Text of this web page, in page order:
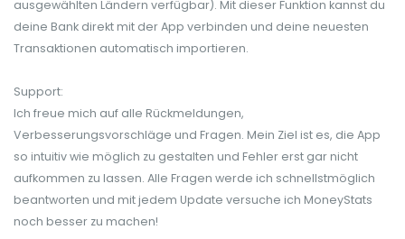
ausgewählten Ländern verfügbar). Mit dieser Funktion kannst du
deine Bank direkt mit der App verbinden und deine neuesten
Transaktionen automatisch importieren.
Support:
Ich freue mich auf alle Rückmeldungen,
Verbesserungsvorschläge und Fragen. Mein Ziel ist es, die App
so intuitiv wie möglich zu gestalten und Fehler erst gar nicht
aufkommen zu lassen. Alle Fragen werde ich schnellstmöglich
beantworten und mit jedem Update versuche ich MoneyStats
noch besser zu machen!